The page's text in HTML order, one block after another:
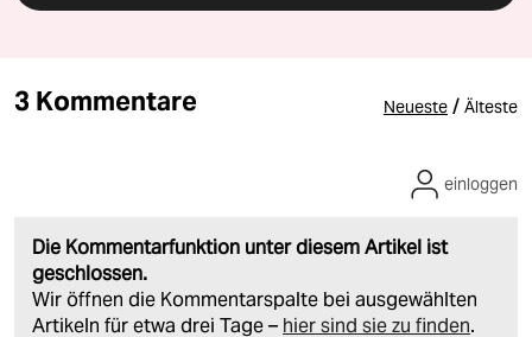
3 Kommentare Neueste / Älteste
Die Kommentarfunktion unter diesem Artikel ist
geschlossen.
Wir öffnen die Kommentarspalte bei ausgewählten
Artikeln für etwa drei Tage – hier sind sie zu finden.
einloggen